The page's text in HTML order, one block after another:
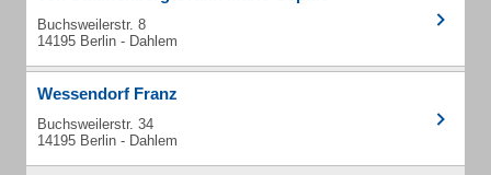
Buchsweilerstr. 8
14195 Berlin - Dahlem
Wessendorf Franz
Buchsweilerstr. 34
14195 Berlin - Dahlem